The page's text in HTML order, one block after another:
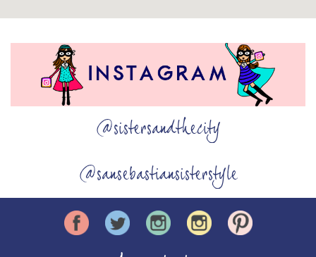
@sistersandthecity
@sansebastiansisterstyle